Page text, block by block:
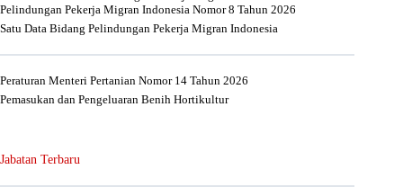
Pelindungan Pekerja Migran Indonesia Nomor 8 Tahun 2026
Satu Data Bidang Pelindungan Pekerja Migran Indonesia
Peraturan Menteri Pertanian Nomor 14 Tahun 2026
Pemasukan dan Pengeluaran Benih Hortikultur
Jabatan Terbaru